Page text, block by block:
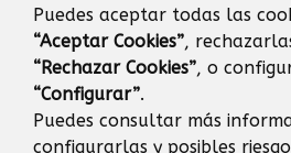
Puedes aceptar todas las
“Aceptar Cookies”,
“Rechazar Cookies”, o
“Configurar”.
Puedes consultar más
configurarlas y posibles
Inscripción actividad
(pdf 127,2 kB)